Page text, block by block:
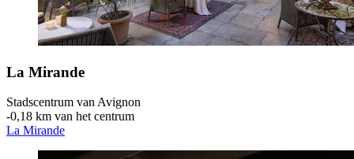
La Mirande
Stadscentrum van Avignon
‐0,18 km van het centrum
La Mirande